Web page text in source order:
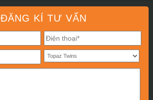
ĐĂNG KÍ TƯ VẤN